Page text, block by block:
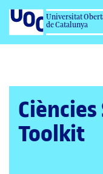
Universitat
de Catalunya
Ciències
Toolkit